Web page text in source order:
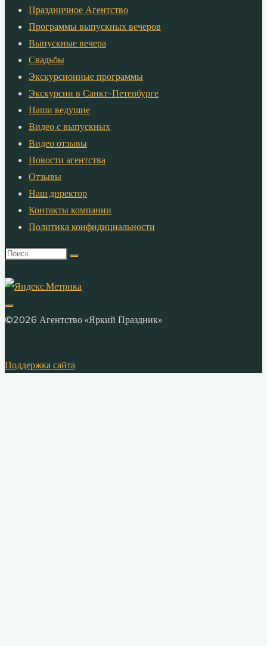
Праздничное Агентство
Программы выпускных вечеров
Выпускные вечера
Свадьбы
Экскурсионные программы
Экскурсии в Санкт-Петербурге
Наши ведущие
Видео с выпускных
Видео отзывы
Новости агентства
Отзывы
Наш директор
Контакты компании
Политика конфидициальности
Что
©2026 Агентство «Яркий Праздник»
Поддержка сайта.